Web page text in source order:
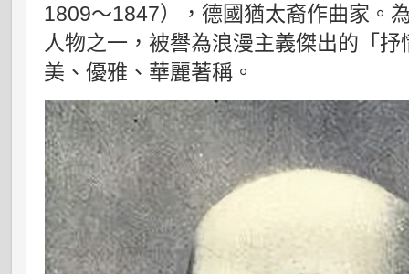
1809～1847），德國猶太裔作曲家。
人物之一，被譽為浪漫主義傑出的「
美、優雅、華麗著稱。